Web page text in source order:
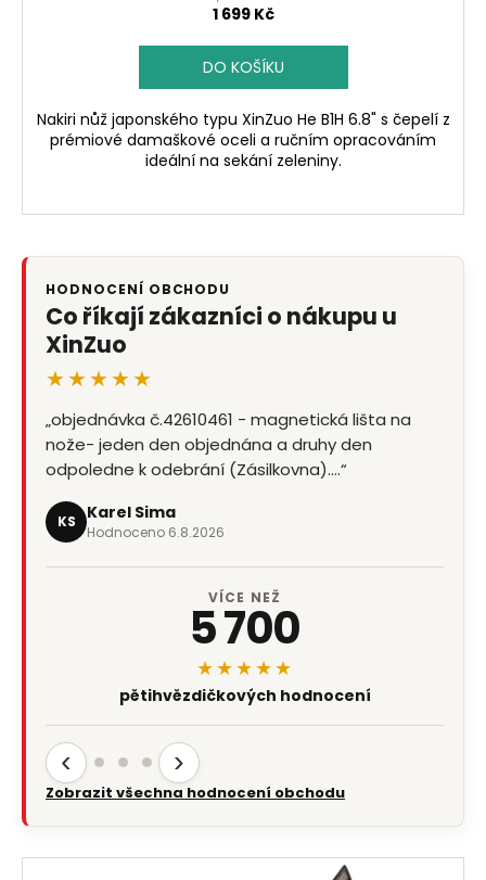
1 699 Kč
DO KOŠÍKU
Nakiri nůž japonského typu XinZuo He B1H 6.8" s čepelí z
prémiové damaškové oceli a ručním opracováním
ideální na sekání zeleniny.
HODNOCENÍ OBCHODU
Co říkají zákazníci o nákupu u
XinZuo
★★★★★
„objednávka č.42610461 - magnetická lišta na
nože- jeden den objednána a druhy den
odpoledne k odebrání (Zásilkovna).…“
KS Karel Sima
Hodnoceno 6.8.2026
VÍCE NEŽ
5 700
★★★★★
pětihvězdičkových hodnocení
‹ ›
Zobrazit všechna hodnocení obchodu